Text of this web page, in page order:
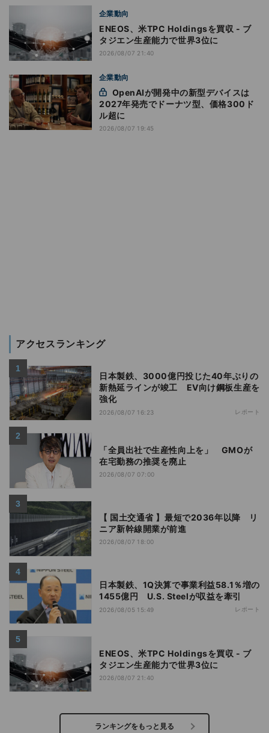
企業動向
ENEOS、米TPC Holdingsを買収 - ブ
タジエン生産能力で世界3位に
2026/08/07 21:40
企業動向
2027年発売でドーナツ型、価格300ド
ル超に
2026/08/07 19:45
アクセスランキング
日本製鉄、3000億円投じた40年ぶりの
新熱延ラインが竣工 EV向け鋼板生産を
強化
2026/08/07 16:23 レポート
「全員出社で生産性向上を」 GMOが
在宅勤務の推奨を廃止
2026/08/07 07:00
【 国土交通省 】最短で2036年以降 リ
ニア新幹線開業が前進
2026/08/07 18:00
日本製鉄、1Q決算で事業利益58.1％増の
1455億円 U.S. Steelが収益を牽引
2026/08/05 15:49 レポート
ENEOS、米TPC Holdingsを買収 - ブ
タジエン生産能力で世界3位に
2026/08/07 21:40
ランキングをもっと見る